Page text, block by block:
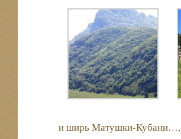
и ширь Матушки-Кубани…,